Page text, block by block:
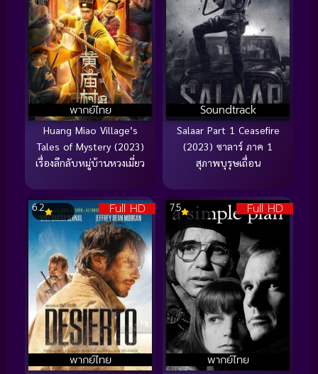
พากย์ไทย
Huang Miao Village’s
Tales of Mystery (2023)
เรื่องลึกลับหมู่บ้านหวงเมี่ยว
Soundtrack
Salaar Part 1 Ceasefire
(2023) ซาลาร์ ภาค 1
สุภาพบุรุษเถื่อน
Full HD
พากย์ไทย
6.2 Full HD
พากย์ไทย
7.5